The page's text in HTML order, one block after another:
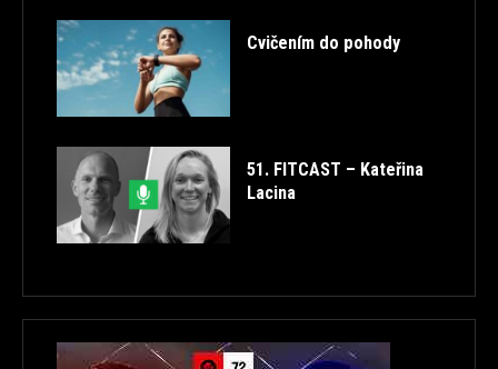
Cvičením do pohody
51. FITCAST – Kateřina
Lacina